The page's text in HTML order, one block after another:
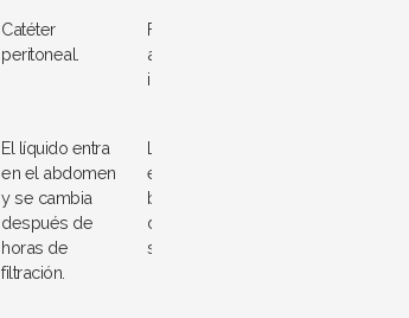
Catéter
peritoneal.
Fístula
arteriovenosa
interna o catéter.
El líquido entra
en el abdomen
y se cambia
después de
horas de
filtración.
La sangre se filtra
en una máquina
bajo supervisión
del personal
sanitario.